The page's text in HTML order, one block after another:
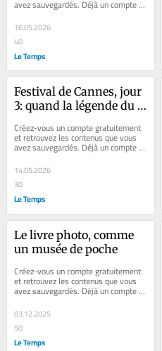
féminisation nécessaire
avez sauvegardés. Déjà un compte ?
Se connecter Faites plaisir à vos...
16.05.2026
40
Le Temps
Festival de Cannes, jour
3: quand la légende du
Maradona se racontent
sur grand écran
Créez-vous un compte gratuitement
et retrouvez les contenus que vous
avez sauvegardés. Déjà un compte ?
Se connecter Faites plaisir à vos...
14.05.2026
30
Le Temps
Le livre photo, comme
un musée de poche
Créez-vous un compte gratuitement
et retrouvez les contenus que vous
avez sauvegardés. Déjà un compte ?
Se connecter Faites plaisir à vos...
03.12.2025
50
Le Temps